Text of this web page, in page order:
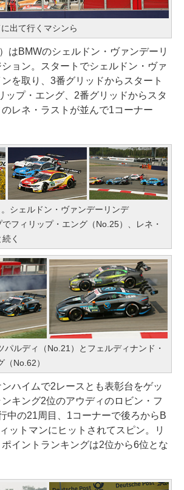
出て行くマシンら
はBMWのシェルドン・ヴァンデーリ
ョン。スタートでシェルドン・ヴァ
を取り、3番グリッドからスタート
ップ・エング、2番グリッドからスタ
レネ・ラストが並んで1コーナー
シェルドン・ヴァンデーリンデ
でフィリップ・エング（No.25）、レネ・
く
パルディ（No.21）とフェルディナンド・
No.62）
ハイムで2レースとも表彰台をゲッ
ンキング2位のアウディのロビン・フ
中の21周目、1コーナーで後ろからB
ットマンにヒットされてスピン。リ
イントランキングは2位から6位とな